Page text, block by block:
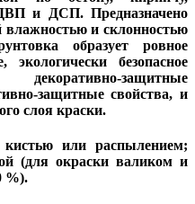
ДВП и ДСП. Предназначено
и склонностью
образует ровное
экологически безопасное
защитные
защитные свойства, и
слоя краски.
или распылением;
(для окраски валиком и
%).